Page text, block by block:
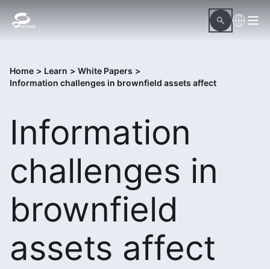
Home > Learn > White Papers >
Information challenges in brownfield assets affect
Information
challenges in
brownfield
assets affect